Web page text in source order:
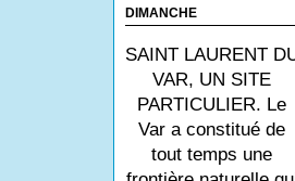
DIMANCHE
SAINT LAURENT
VAR, UN SITE
PARTICULIER. Le
Var a constitué de
tout temps une